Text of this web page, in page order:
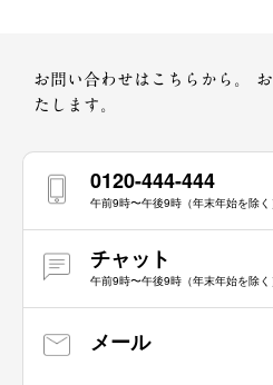
お問い合わせはこちらから。
たします。
0120-444-444
午前9時〜午後9時（年末年始を除く
チャット
午前9時〜午後9時（年末年始を除く
メール